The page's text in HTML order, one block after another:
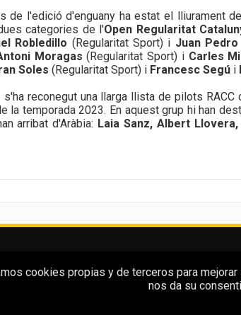
de l'edició d'enguany ha estat el lliurament
categories de l'Open Regularitat
Robledillo (Regularitat Sport) i Juan Pedro
Moragas (Regularitat Sport) i Carles
Soles (Regularitat Sport) i Francesc Segú i
s'ha reconegut una llarga llista de pilots
la temporada 2023. En aquest grup hi han
arribat d'Aràbia: Laia Sanz, Albert
cookies propias y de terceros para
nos da su